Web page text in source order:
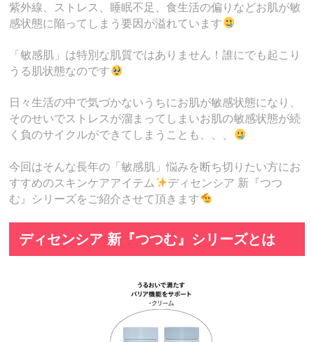
紫外線、ストレス、睡眠不足、食生活の偏りなどお肌が敏
感状態に陥ってしまう要因が溢れています
「敏感肌」は特別な肌質ではありません！誰にでも起こり
うる肌状態なのです
日々生活の中で気づかないうちにお肌が敏感状態になり、
そのせいでストレスが溜まってしまいお肌の敏感状態が続
く負のサイクルができてしまうことも、、、
今回はそんな長年の「敏感肌」悩みを断ち切りたい方にお
すすめのスキンケアアイテム
ディセンシア 新『つつ
む』シリーズをご紹介させて頂きます
ディセンシア 新『つつむ』シリーズとは